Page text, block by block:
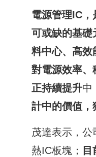
電源管理IC
可或缺的基礎
料中心、高效
對電源效率、
正持續提升中
計中的價值，
茂達表示，公
熱IC板塊； 目